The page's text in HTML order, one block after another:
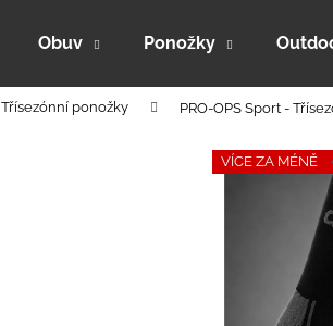
Obuv Ponožky
Třísezónní ponožky PRO-OPS Sport -
VÍCE ZA MÉNĚ
Co